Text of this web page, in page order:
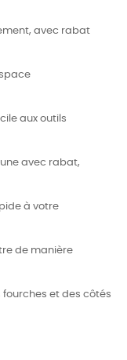
avec rabat
aux outils
avec rabat,
à votre
de manière
fourches et des côtés